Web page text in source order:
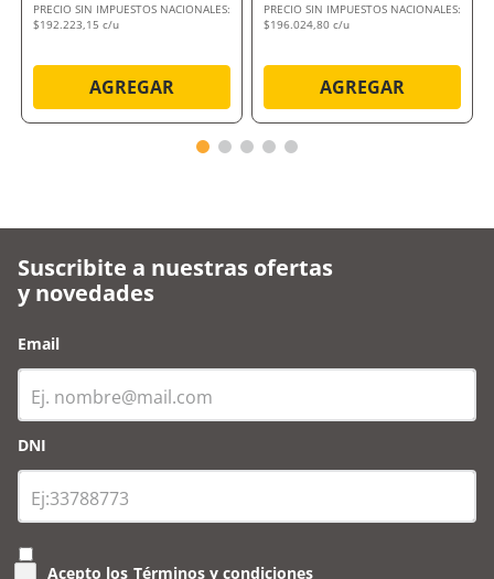
PRECIO SIN IMPUESTOS NACIONALES:
$192.223,15 c/u
AGREGAR
PRECIO SIN IMPUESTOS NACIONALES:
$196.024,80 c/u
AGREGAR
Suscribite a nuestras ofertas
y novedades
Email
DNI
Acepto los Términos y condiciones